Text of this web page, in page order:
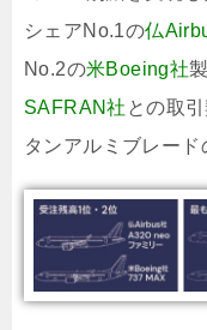
シェアNo.1の仏
No.2の米Boeing社
SAFRAN社 との取
タンアルミブレード